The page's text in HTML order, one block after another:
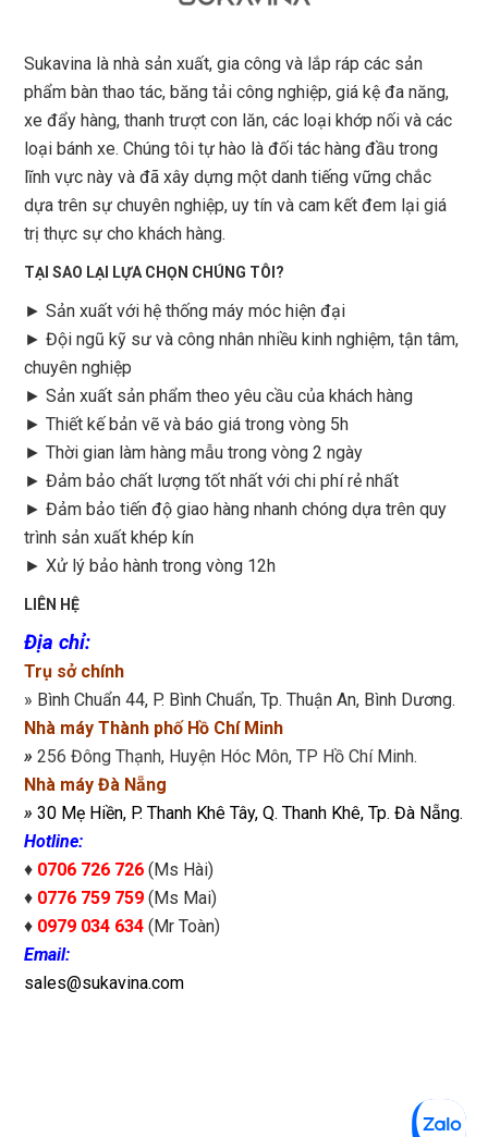
Sukavina là nhà sản xuất, gia công và lắp ráp các sản
phẩm bàn thao tác, băng tải công nghiệp, giá kệ đa năng,
xe đẩy hàng, thanh trượt con lăn, các loại khớp nối và các
loại bánh xe. Chúng tôi tự hào là đối tác hàng đầu trong
lĩnh vực này và đã xây dựng một danh tiếng vững chắc
dựa trên sự chuyên nghiệp, uy tín và cam kết đem lại giá
trị thực sự cho khách hàng.
TẠI SAO LẠI LỰA CHỌN CHÚNG TÔI?
► Sản xuất với hệ thống máy móc hiện đại
► Đội ngũ kỹ sư và công nhân nhiều kinh nghiệm, tận tâm,
chuyên nghiệp
► Sản xuất sản phẩm theo yêu cầu của khách hàng
► Thiết kế bản vẽ và báo giá trong vòng 5h
► Thời gian làm hàng mẫu trong vòng 2 ngày
► Đảm bảo chất lượng tốt nhất với chi phí rẻ nhất
► Đảm bảo tiến độ giao hàng nhanh chóng dựa trên quy
trình sản xuất khép kín
► Xử lý bảo hành trong vòng 12h
LIÊN HỆ
Địa chỉ:
Trụ sở chính
» Bình Chuẩn 44, P. Bình Chuẩn, Tp. Thuận An, Bình Dương.
Nhà máy Thành phố Hồ Chí Minh
» 256 Đông Thạnh, Huyện Hóc Môn, TP Hồ Chí Minh.
Nhà máy Đà Nẵng
» 30 Mẹ Hiền, P. Thanh Khê Tây, Q. Thanh Khê, Tp. Đà Nẵng.
Hotline:
♦ 0706 726 726(Ms Hài)
♦ 0776 759 759(Ms Mai)
♦ 0979 034 634 (Mr Toàn)
Email:
sales@sukavina.com